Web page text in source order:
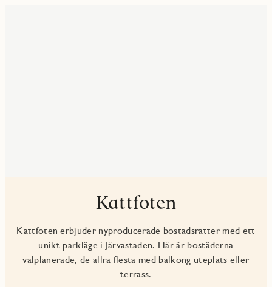
Kattfoten
Kattfoten erbjuder nyproducerade bostadsrätter med ett
unikt parkläge i Järvastaden. Här är bostäderna
välplanerade, de allra flesta med balkong uteplats eller
terrass.